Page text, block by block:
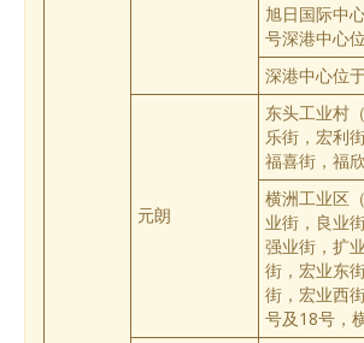
旭日国际中
号深港中心
深港中心位
元朗
东头工业村
乐街，宏利
福喜街，福
横洲工业区
业街，良业
强业街，扩
街，宏业东
街，宏业西
号及18号，